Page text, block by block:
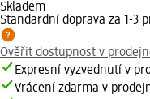
Skladem
Standardní doprava za 1-3
Ověřit dostupnost v
Expresní vyzvednutí v
Vrácení zdarma v